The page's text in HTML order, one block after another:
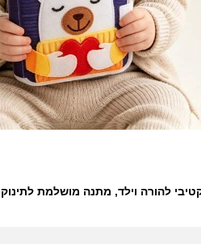
להורה וילד, מתנה מושלמת לתינוק